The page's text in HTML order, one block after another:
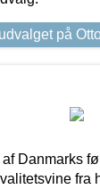
på
Danmarks
fra